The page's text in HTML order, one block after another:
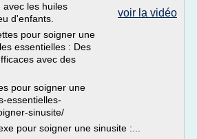
voir la vidéo
avec les huiles
d'enfants.
pour soigner une
essentielles : Des
avec des
pour soigner une
essentielles-
sinusite/
pour soigner une sinusite :...